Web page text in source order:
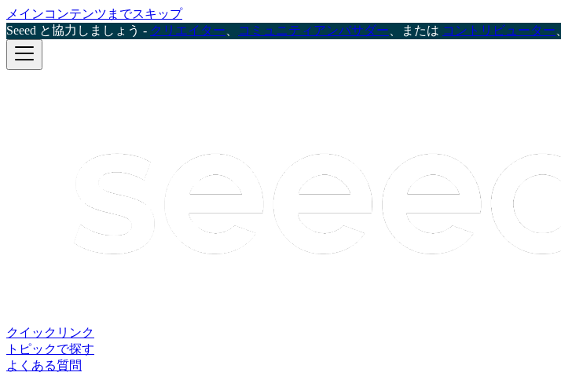
メインコンテンツまでスキップ
Seeed と協力しましょう - クリエイター コミュニティアンバサダー 、または コントリビューター
クイックリンク
トピックで探す
よくある質問